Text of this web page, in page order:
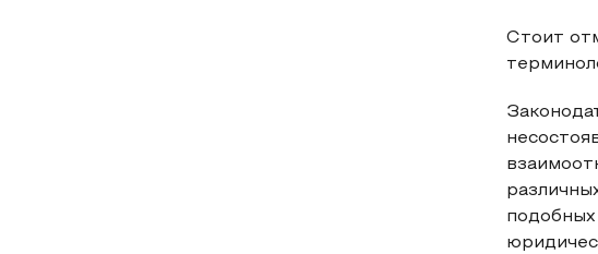
Стоит
подобных